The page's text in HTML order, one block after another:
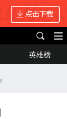
英雄榜